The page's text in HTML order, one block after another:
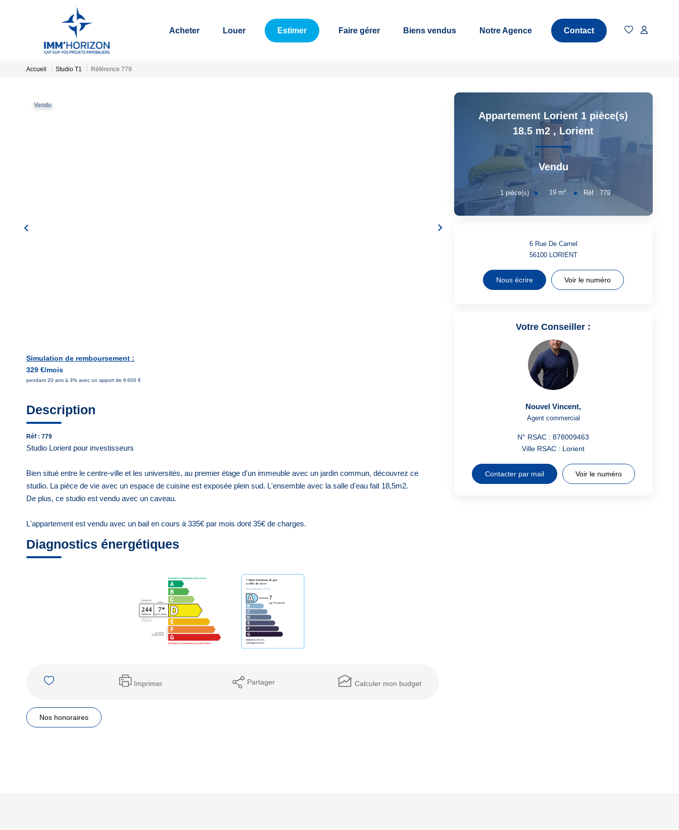
Acheter Louer Estimer Faire gérer Biens vendus Notre Agence Contact
Accueil Studio T1 Référence 779
Vendu
Simulation de remboursement :
329 €/mois
pendant 20 ans à 3% avec un apport de 6 600 €
Description
Réf : 779
Studio Lorient pour investisseurs
Bien situé entre le centre-ville et les universités, au premier étage d'un immeuble avec un jardin commun, découvrez ce
studio. La pièce de vie avec un espace de cuisine est exposée plein sud. L'ensemble avec la salle d'eau fait 18,5m2.
De plus, ce studio est vendu avec un caveau.
L'appartement est vendu avec un bail en cours à 335€ par mois dont 35€ de charges.
Diagnostics énergétiques
Imprimer Partager Calculer mon budget
Nos honoraires
Appartement Lorient 1 pièce(s)
18.5 m2 , Lorient
Vendu
1pièce(s) 19m² Réf :779
6 Rue De Carnel
56100 LORIENT
Nous écrire Voir le numéro
Votre Conseiller :
Nouvel Vincent,
Agent commercial
N° RSAC : 878009463
Ville RSAC : Lorient
Contacter par mail Voir le numéro